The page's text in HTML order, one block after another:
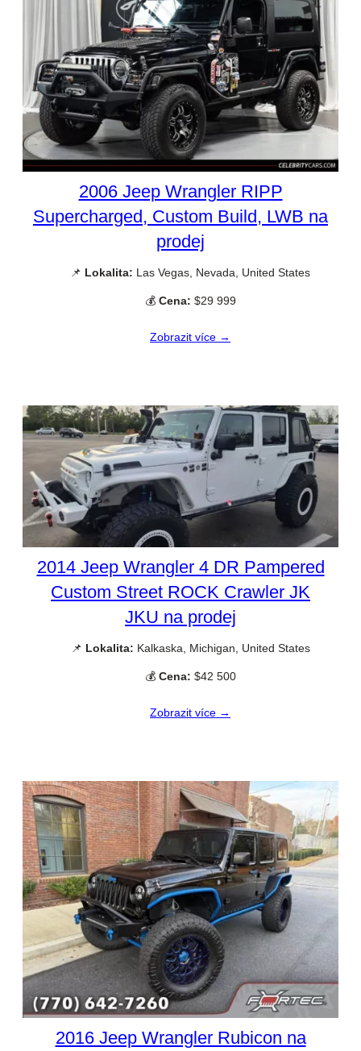
2006 Jeep Wrangler RIPP
Supercharged, Custom Build, LWB na
prodej
📌 Lokalita: Las Vegas, Nevada, United States
💰 Cena: $29 999
Zobrazit více →
2014 Jeep Wrangler 4 DR Pampered
Custom Street ROCK Crawler JK
JKU na prodej
📌 Lokalita: Kalkaska, Michigan, United States
💰 Cena: $42 500
Zobrazit více →
2016 Jeep Wrangler Rubicon na